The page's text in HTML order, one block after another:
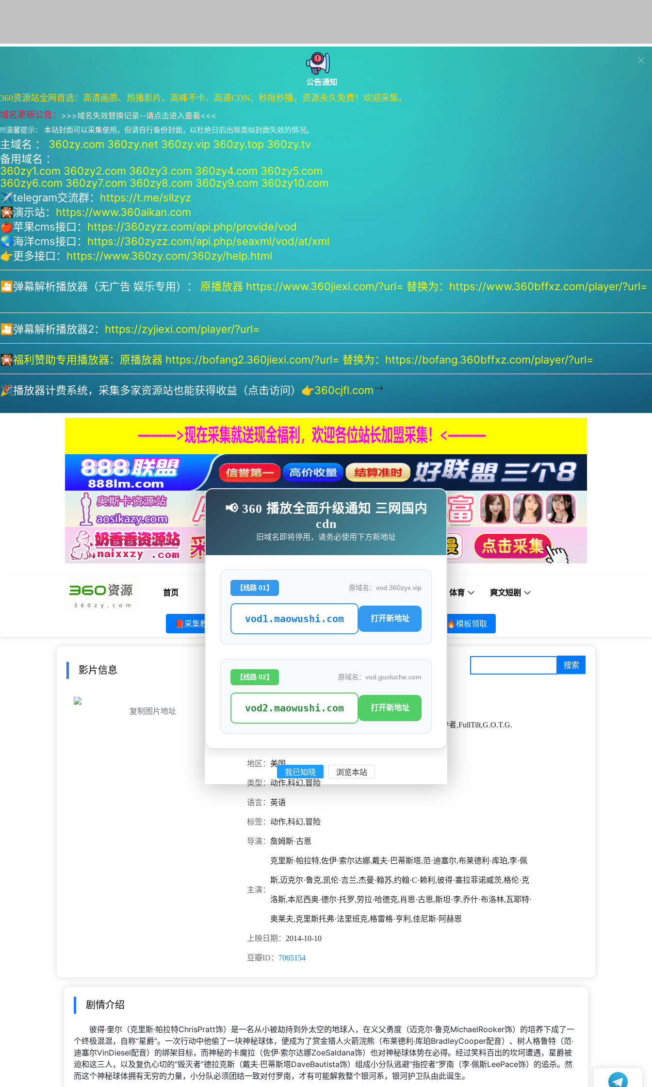
公告通知
360资源站全网首选：高清画质、热播影片、高峰不卡、高速CDN、秒拖秒播，资源永久免费！欢迎采集。
域名更新公告： >>>域名失效替换记录--请点击进入查看<<<
!!!温馨提示： 本站封面可以采集使用，但请自行备份封面，以杜绝日后出现类似封面失效的情况。
主域名 ： 360zy.com 360zy.net 360zy.vip 360zy.top 360zy.tv
备用域名 ：
360zy1.com 360zy2.com 360zy3.com 360zy4.com 360zy5.com
360zy6.com 360zy7.com 360zy8.com 360zy9.com 360zy10.com
✈telegram交流群： https://t.me/sllzyz
🎇演示站： https://www.360aikan.com
🍎苹果cms接口： https://360zyzz.com/api.php/provide/vod
🌏海洋cms接口： https://360zyzz.com/api.php/seaxml/vod/at/xml
👉更多接口： https://www.360zy.com/360zy/help.html
🎦弹幕解析播放器（无广告 娱乐专用）： 原播放器 https://www.360jiexi.com/?url= 替换为：https://www.360bffxz.com/player/?url=
🎦弹幕解析播放器2： https://zyjiexi.com/player/?url=
🎇福利赞助专用播放器： 原播放器 https://bofang2.360jiexi.com/?url= 替换为：https://bofang.360bffxz.com/player/?url=
🎉播放器计费系统，采集多家资源站也能获得收益（点击访问）👉360cjfl.com-->
首页 连续剧 动漫 伦理片 体育 爽文短剧
📕采集教程 🗨求片必应 🎉福利赞助 🎉演示站 🔥模板领取
影片信息
复制图片地址
银河护卫队3 评分: 8.1
别名：银河守护队(港),星际异攻队(台),银河守卫者,银河守护者,FullTilt,G.O.T.G.
地区： 美国
类型：动作,科幻,冒险
语言： 英语
标签： 动作,科幻,冒险
导演： 詹姆斯·古恩
主演：
克里斯·帕拉特,佐伊·索尔达娜,戴夫·巴蒂斯塔,范·迪塞尔,布莱德利·库珀,李·佩
斯,迈克尔·鲁克,凯伦·吉兰,杰曼·翰苏,约翰·C·赖利,彼得·塞拉菲诺威茨,格伦·克
洛斯,本尼西奥·德尔·托罗,劳拉·哈德克,肖恩·古恩,斯坦·李,乔什·布洛林,瓦耶特·
奥莱夫,克里斯托弗·法里班克,格雷格·亨利,佳尼斯·阿赫恩
上映日期： 2014-10-10
豆瓣ID： 7065154
剧情介绍
彼得·奎尔（克里斯·帕拉特ChrisPratt饰）是一名从小被劫持到外太空的地球人，在义父勇度（迈克尔·鲁克MichaelRooker饰）的培养下成了一
个终极混混，自称“星爵”。一次行动中他偷了一块神秘球体，便成为了赏金猎人火箭浣熊（布莱德利·库珀BradleyCooper配音）、树人格鲁特（范·
迪塞尔VinDiesel配音）的绑架目标，而神秘的卡魔拉（佐伊·索尔达娜ZoeSaldana饰）也对神秘球体势在必得。经过笑料百出的坎坷遭遇，星爵被
迫和这三人，以及复仇心切的“毁灭者”德拉克斯（戴夫·巴蒂斯塔DaveBautista饰）组成小分队逃避“指控者”罗南（李·佩斯LeePace饰）的追杀。然
而这个神秘球体拥有无穷的力量，小分队必须团结一致对付罗南，才有可能解救整个银河系，银河护卫队由此诞生。
📢 360 播放全面升级通知 三网国内
cdn
旧域名即将停用，请务必使用下方新地址
【线路 01】 原域名：vod.360zyx.vip
vod1.maowushi.com 打开新地址
【线路 02】 原域名：vod.guoluche.com
vod2.maowushi.com 打开新地址
我已知晓 浏览本站